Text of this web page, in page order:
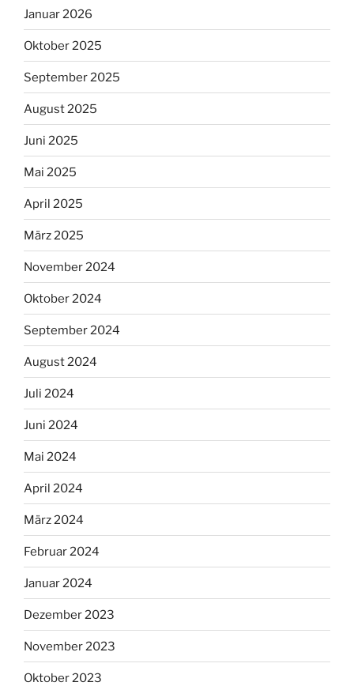
Januar 2026
Oktober 2025
September 2025
August 2025
Juni 2025
Mai 2025
April 2025
März 2025
November 2024
Oktober 2024
September 2024
August 2024
Juli 2024
Juni 2024
Mai 2024
April 2024
März 2024
Februar 2024
Januar 2024
Dezember 2023
November 2023
Oktober 2023